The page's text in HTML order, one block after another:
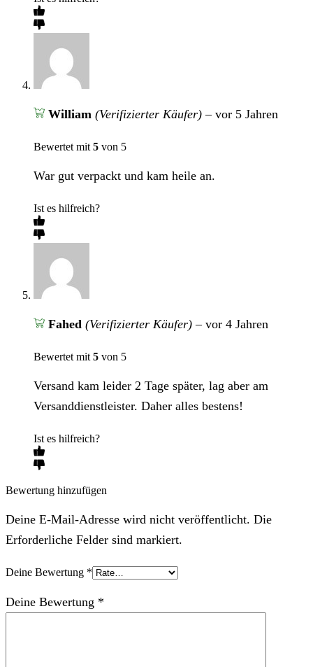
William (Verifizierter Käufer) – vor 5 Jahren
Bewertet mit 5 von 5
War gut verpackt und kam heile an.
Ist es hilfreich?
Fahed (Verifizierter Käufer) – vor 4 Jahren
Bewertet mit 5 von 5
Versand kam leider 2 Tage später, lag aber am
Versanddienstleister. Daher alles bestens!
Ist es hilfreich?
Bewertung hinzufügen
Deine E-Mail-Adresse wird nicht veröffentlicht. Die
Erforderliche Felder sind markiert.
Deine Bewertung *
Deine Bewertung *